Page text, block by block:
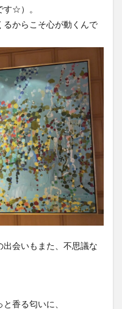
す☆）。
からこそ心が動くんで
出会いもまた、不思議な
香る匂いに、